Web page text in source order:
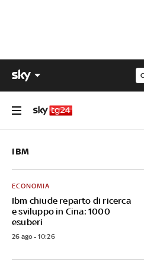
IBM
Ibm chiude reparto di ricerca
e sviluppo in Cina: 1000
esuberi
ECONOMIA
26 ago - 10:26